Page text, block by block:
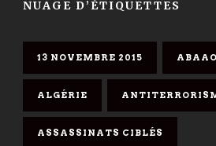
NUAGE D’ÉTIQUETTES
13 NOVEMBRE 2015
ALGÉRIE
ASSASSINATS CIBLÉS